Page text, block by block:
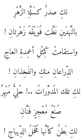
لكِ صدرٌ كسَلَّةِ الزَّهْرِ
بالنَّهدَينِ نَطَّت فُوَيْقَهُ زَهْرتانِ !
واستقامتْ كَمِثْلِ أعمِدةِ العاجِ
الذِّراعانِ منكِ والفَخِذانِ !
لكِ تلك المُدوَّراتُ ..! حُلِيٌّ مُبْهِرٌ
صُنْعُ مُعْجِزٍ فَنَّانِ
لكِ بَطنٌ كأنَّها مُخْمَلُ الدِّيباجِ !